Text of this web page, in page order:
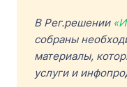
В Рег.решении
собраны
материалы,
услуги и